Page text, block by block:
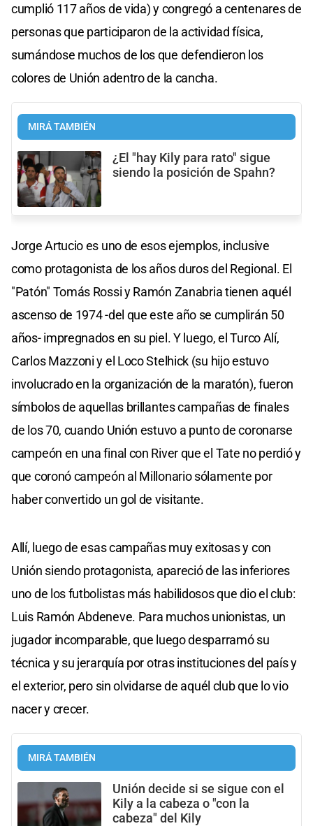
cumplió 117 años de vida) y congregó a centenares de
personas que participaron de la actividad física,
sumándose muchos de los que defendieron los
colores de Unión adentro de la cancha.
MIRÁ TAMBIÉN
¿El "hay Kily para rato" sigue
siendo la posición de Spahn?
Jorge Artucio es uno de esos ejemplos, inclusive
como protagonista de los años duros del Regional. El
"Patón" Tomás Rossi y Ramón Zanabria tienen aquél
ascenso de 1974 -del que este año se cumplirán 50
años- impregnados en su piel. Y luego, el Turco Alí,
Carlos Mazzoni y el Loco Stelhick (su hijo estuvo
involucrado en la organización de la maratón), fueron
símbolos de aquellas brillantes campañas de finales
de los 70, cuando Unión estuvo a punto de coronarse
campeón en una final con River que el Tate no perdió y
que coronó campeón al Millonario sólamente por
haber convertido un gol de visitante.
Allí, luego de esas campañas muy exitosas y con
Unión siendo protagonista, apareció de las inferiores
uno de los futbolistas más habilidosos que dio el club:
Luis Ramón Abdeneve. Para muchos unionistas, un
jugador incomparable, que luego desparramó su
técnica y su jerarquía por otras instituciones del país y
el exterior, pero sin olvidarse de aquél club que lo vio
nacer y crecer.
MIRÁ TAMBIÉN
Unión decide si se sigue con el
Kily a la cabeza o "con la
cabeza" del Kily